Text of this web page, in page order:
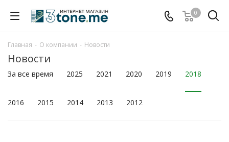
0
Главная - О компании - Новости
Новости
За все время 2025 2021 2020 2019 2018
2016 2015 2014 2013 2012